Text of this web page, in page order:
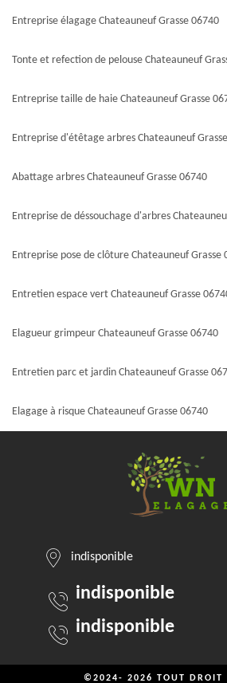
Entreprise élagage Chateauneuf Grasse 06740
Tonte et refection de pelouse Chateauneuf
Entreprise taille de haie Chateauneuf Grasse
Entreprise d'étêtage arbres Chateauneuf
Abattage arbres Chateauneuf Grasse 06740
Entreprise de déssouchage d'arbres
Entreprise pose de clôture Chateauneuf Grasse
Entretien espace vert Chateauneuf Grasse
Elagueur grimpeur Chateauneuf Grasse 06740
Entretien parc et jardin Chateauneuf Grasse
Elagage à risque Chateauneuf Grasse 06740
indisponible
indisponible
indisponible
©2024- 2026 TOUT DROIT